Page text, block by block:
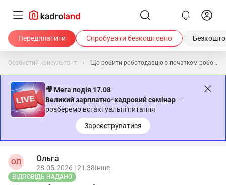
Передплатити Спробувати безкоштовно
Особистий консультант Що робити роботодавцю з початком роботи Єдиного реєстру
🎥 Мега подія 17.08
Великий зарплатно-кадровий семінар —
розберемо всі актуальні питання
Зареєструватися
ОЛ Ольга
28.05.2026 | 21:38Інше
ВІДПОВІДЬ НАДАНО